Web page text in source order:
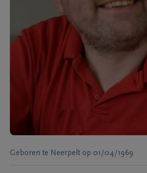
Geboren te Neerpelt op 01/04/1969